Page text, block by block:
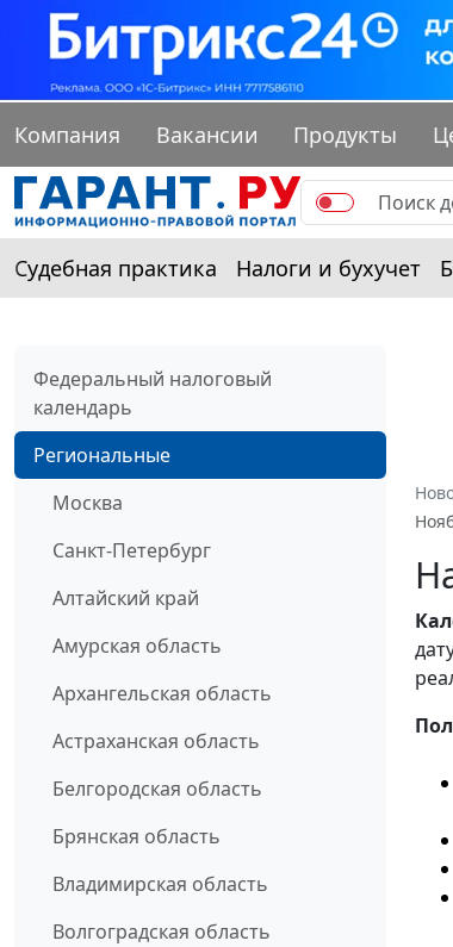
Компания Вакансии Продукты
Судебная практика Налоги и бухучет
Федеральный налоговый
календарь
Региональные
Москва
Санкт-Петербург
Алтайский край
Амурская область
Архангельская область
Астраханская область
Белгородская область
Брянская область
Владимирская область
Волгоградская область